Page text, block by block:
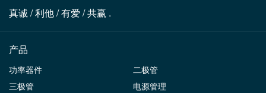
真诚 / 利他 / 有爱 / 共赢 .
产品
功率器件
二极管
三极管
电源管理